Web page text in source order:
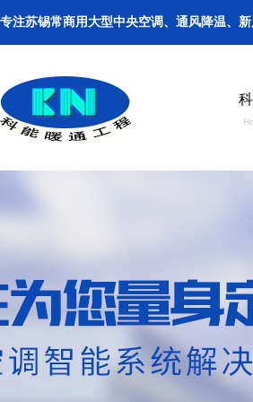
专注苏锡常商用大型中央空调、通风降温、